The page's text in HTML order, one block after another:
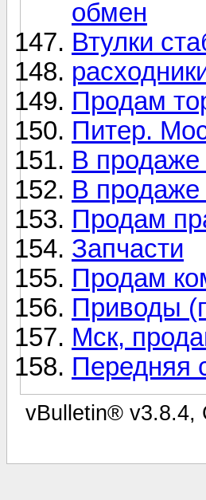
обмен
Втулки
Продам
Питер.
В
В продаже
Продам
Запчасти
Продам
Приводы
Мск,
Передняя
vBulletin® v3.8.4,